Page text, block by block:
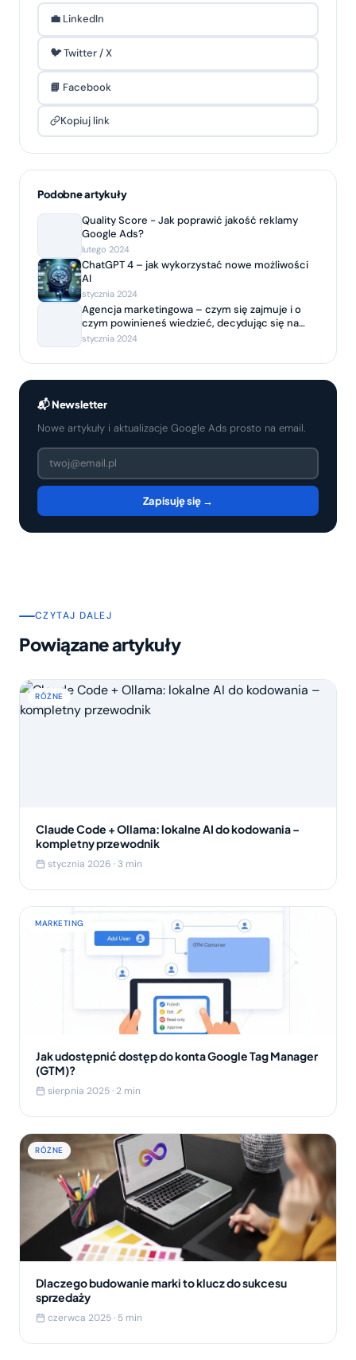
💼 LinkedIn
🐦 Twitter / X
📘 Facebook
Kopiuj link
Podobne artykuły
Quality Score - Jak poprawić jakość reklamy
Google Ads?
lutego 2024
ChatGPT 4 – jak wykorzystać nowe możliwości
AI
stycznia 2024
Agencja marketingowa – czym się zajmuje i o
czym powinieneś wiedzieć, decydując się na
współpracę?
stycznia 2024
📬 Newsletter
Nowe artykuły i aktualizacje Google Ads prosto na email.
Zapisuję się →
CZYTAJ DALEJ
Powiązane artykuły
RÓŻNE
Claude Code + Ollama: lokalne AI do kodowania –
kompletny przewodnik
stycznia 2026 · 3 min
MARKETING
Jak udostępnić dostęp do konta Google Tag Manager
(GTM)?
sierpnia 2025 · 2 min
RÓŻNE
Dlaczego budowanie marki to klucz do sukcesu
sprzedaży
czerwca 2025 · 5 min